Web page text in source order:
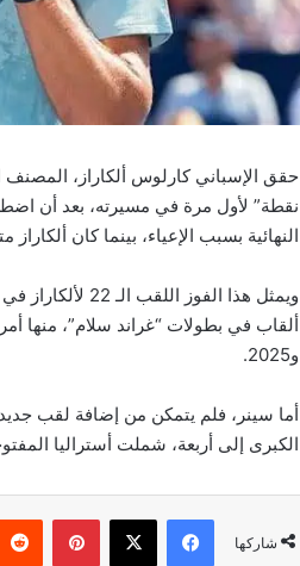
حقق الإسباني كارلوس ألكاراز، المصنف
نقطة” لأول مرة في مسيرته، بعد أن
النهائية بسبب الإعياء، بينما كان
ويمثل هذا
و2025.
أما سينر، فلم يتمكن من إضافة لقب
الكبرى إلى أربعة، شملت أستراليا المفتوحة 2024 و2025، وأمريكا المفتوحة 2024،
شاركها
فيسبوك ‫X